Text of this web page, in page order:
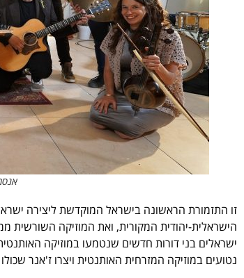
זו התזמורת הראשונה בישראל המוקדשת ליצירה
הישראלית-יהודית המקורית, ואת המוזיקה השורשית
ישראלים בני דורות חדשים שנטמעו במוזיקה האותנטית
נטועים במוזיקה המזרחית האותנטית ויצרו ז'אנר